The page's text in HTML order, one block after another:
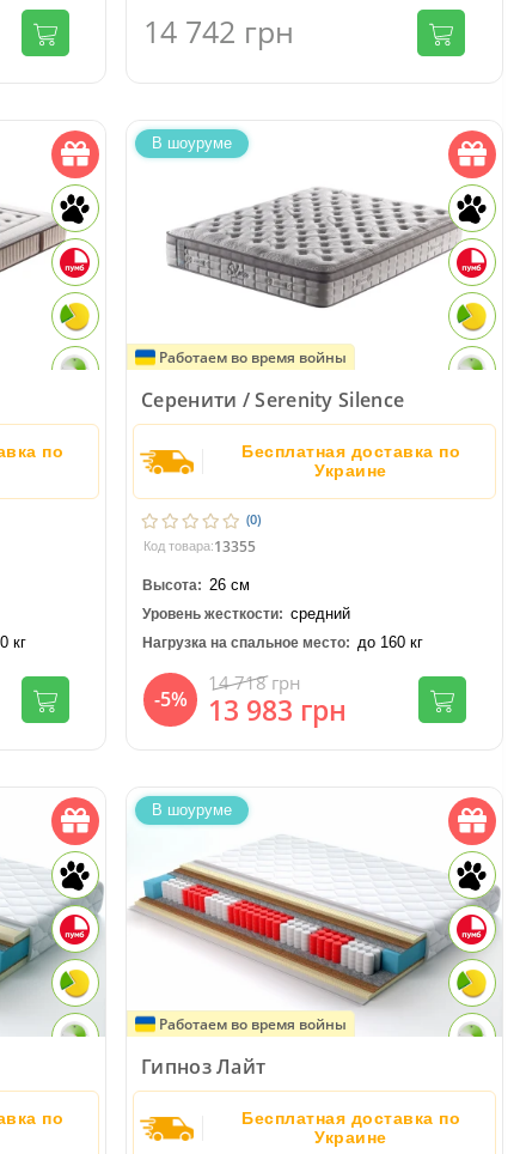
14 742 грн
по
кг
В шоуруме
Работаем во время войны
Серенити / Serenity Silence
Бесплатная доставка по
Украине
(0)
Код товара:13355
Высота: 26 см
Уровень жесткости: средний
Нагрузка на спальное место: до 160 кг
-5%
14 718 грн
13 983 грн
по
В шоуруме
Работаем во время войны
Гипноз Лайт
Бесплатная доставка по
Украине